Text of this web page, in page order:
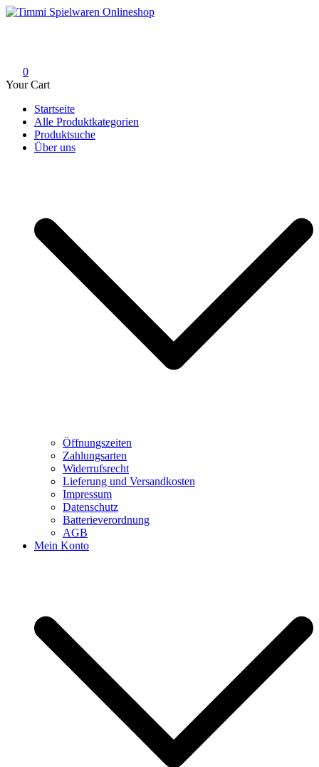
Skip
0
Your Cart
Startseite
Alle Produktkategorien
Produktsuche
Über uns
Öffnungszeiten
Zahlungsarten
Widerrufsrecht
Lieferung und Versandkosten
Impressum
Datenschutz
Batterieverordnung
AGB
Mein Konto